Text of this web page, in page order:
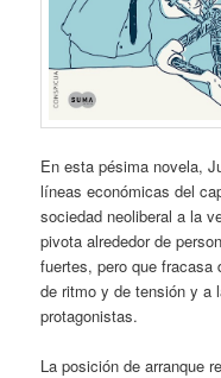
En esta pésima novela,
líneas económicas del
sociedad neoliberal a la
pivota alrededor de
fuertes, pero que
de ritmo y de tensión y a
protagonistas.
La posición de arranque